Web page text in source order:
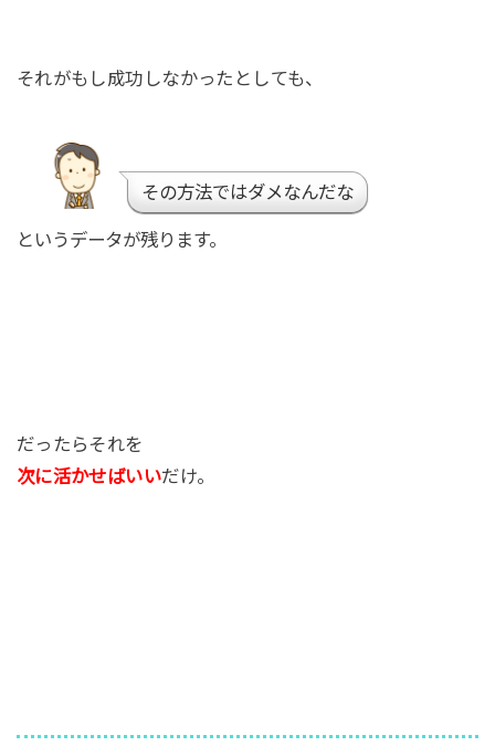
それがもし成功しなかったとしても、
その方法ではダメなんだな
というデータが残ります。
だったらそれを
次に活かせばいいだけ。